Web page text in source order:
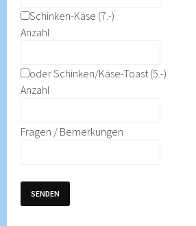
Schinken-Käse (7.-)
Anzahl
oder Schinken/Käse-Toast (5.-)
Anzahl
Fragen / Bemerkungen
SENDEN